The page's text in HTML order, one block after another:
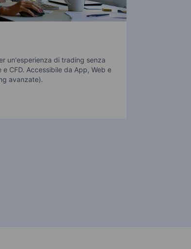
un'esperienza di trading senza
CFD. Accessibile da App, Web e
avanzate).